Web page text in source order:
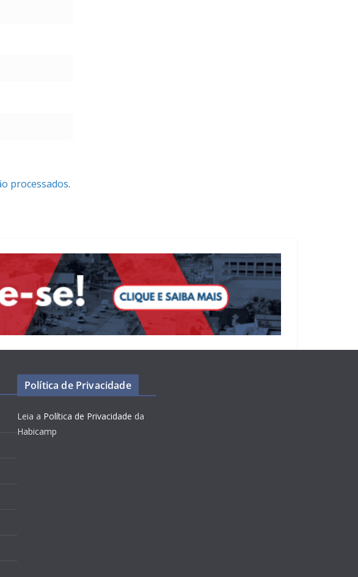
processados.
Política de Privacidade
Leia a Política de Privacidade da
Habicamp